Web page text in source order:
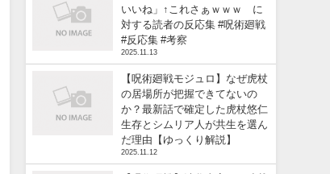
いいね」↑これさぁｗｗｗ に
対する読者の反応集 #呪術廻戦
#反応集 #考察
2025.11.13
【呪術廻戦モジュロ】なぜ虎杖
の居場所が把握できてないの
か？最新話で確定した虎杖悠仁
生存とシムリア人が共生を選ん
だ理由【ゆっくり解説】
2025.11.12